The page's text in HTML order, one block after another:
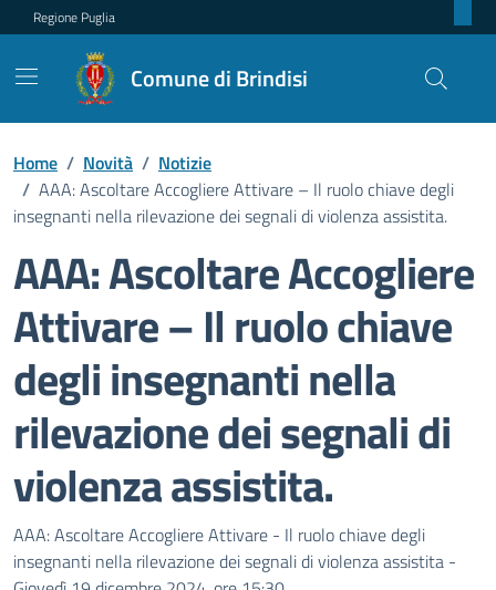
Regione Puglia
Comune di Brindisi
Home / Novità / Notizie
/ AAA: Ascoltare Accogliere Attivare – Il ruolo chiave degli
insegnanti nella rilevazione dei segnali di violenza assistita.
AAA: Ascoltare Accogliere
Attivare – Il ruolo chiave
degli insegnanti nella
rilevazione dei segnali di
violenza assistita.
Dettagli della notizia
AAA: Ascoltare Accogliere Attivare - Il ruolo chiave degli
insegnanti nella rilevazione dei segnali di violenza assistita -